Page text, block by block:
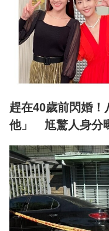
趕在40歲前閃婚
他」 尪驚人身分